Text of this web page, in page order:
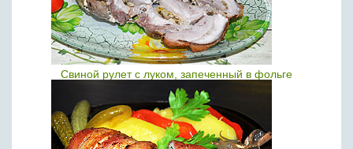
Свиной рулет с луком, запеченный в фольге